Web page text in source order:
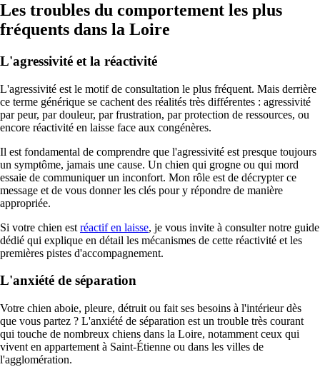
Les troubles du comportement les plus
fréquents dans la Loire
L'agressivité et la réactivité
L'agressivité est le motif de consultation le plus fréquent. Mais derrière
ce terme générique se cachent des réalités très différentes : agressivité
par peur, par douleur, par frustration, par protection de ressources, ou
encore réactivité en laisse face aux congénères.
Il est fondamental de comprendre que l'agressivité est presque toujours
un symptôme, jamais une cause. Un chien qui grogne ou qui mord
essaie de communiquer un inconfort. Mon rôle est de décrypter ce
message et de vous donner les clés pour y répondre de manière
appropriée.
Si votre chien est réactif en laisse, je vous invite à consulter notre guide
dédié qui explique en détail les mécanismes de cette réactivité et les
premières pistes d'accompagnement.
L'anxiété de séparation
Votre chien aboie, pleure, détruit ou fait ses besoins à l'intérieur dès
que vous partez ? L'anxiété de séparation est un trouble très courant
qui touche de nombreux chiens dans la Loire, notamment ceux qui
vivent en appartement à Saint-Étienne ou dans les villes de
l'agglomération.